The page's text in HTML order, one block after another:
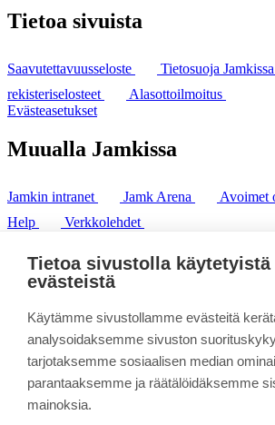
Tietoa sivuista
Saavutettavuusseloste Tietosuoja Jamkissa
rekisteriselosteet
Alasottoilmoitus
Evästeasetukset
Muualla Jamkissa
Jamkin intranet Jamk Arena
Avoimet
Help
Verkkolehdet
puh. +358 20 743 8100
fax. +358 14 449 9694
Tietoa sivustolla käytetyistä
evästeistä
Käytämme sivustollamme evästeitä
analysoidaksemme sivuston
tarjotaksemme sosiaalisen median
parantaaksemme ja räätälöidäksemme
mainoksia.